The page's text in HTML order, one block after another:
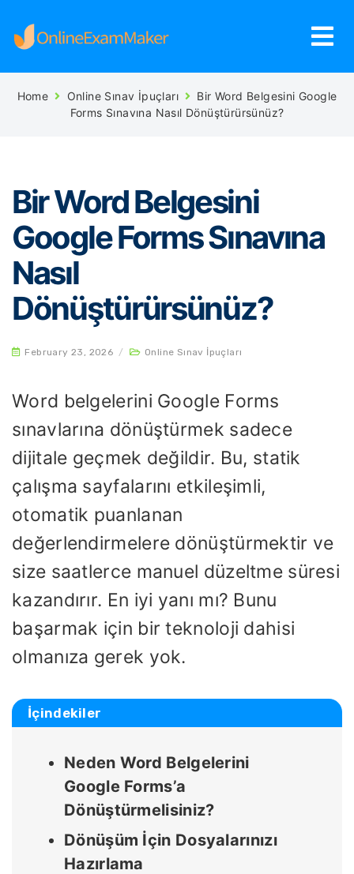
Home Online Sınav İpuçları
Bir Word Belgesini Google
Forms Sınavına Nasıl Dönüştürürsünüz?
Bir Word Belgesini
Google Forms Sınavına
Nasıl
Dönüştürürsünüz?
February 23, 2026 / Online Sınav İpuçları
Word belgelerini Google Forms
sınavlarına dönüştürmek sadece
dijitale geçmek değildir. Bu, statik
çalışma sayfalarını etkileşimli,
otomatik puanlanan
değerlendirmelere dönüştürmektir ve
size saatlerce manuel düzeltme süresi
kazandırır. En iyi yanı mı? Bunu
başarmak için bir teknoloji dahisi
olmanıza gerek yok.
İçindekiler
Neden Word Belgelerini
Google Forms’a
Dönüştürmelisiniz?
Dönüşüm İçin Dosyalarınızı
Hazırlama